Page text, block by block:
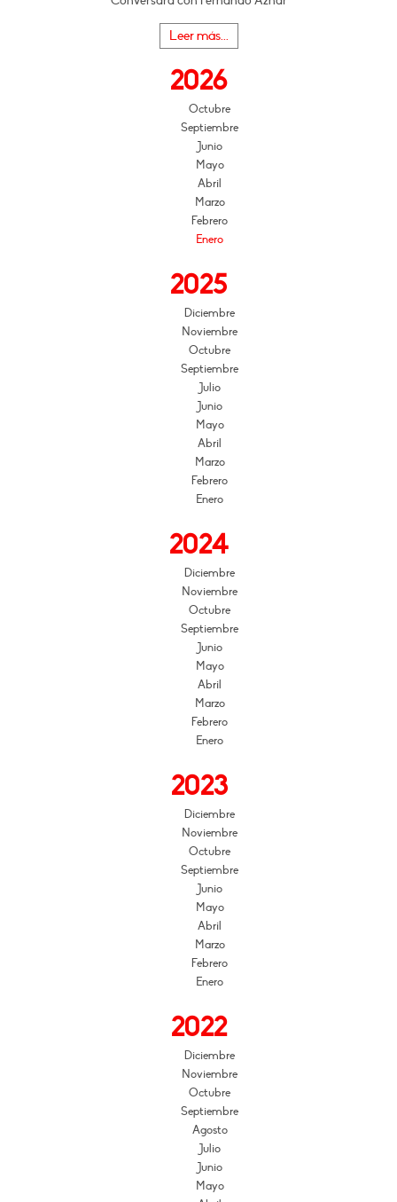
Leer más...
2026
Octubre
Septiembre
Junio
Mayo
Abril
Marzo
Febrero
Enero
2025
Diciembre
Noviembre
Octubre
Septiembre
Julio
Junio
Mayo
Abril
Marzo
Febrero
Enero
2024
Diciembre
Noviembre
Octubre
Septiembre
Junio
Mayo
Abril
Marzo
Febrero
Enero
2023
Diciembre
Noviembre
Octubre
Septiembre
Junio
Mayo
Abril
Marzo
Febrero
Enero
2022
Diciembre
Noviembre
Octubre
Septiembre
Agosto
Julio
Junio
Mayo